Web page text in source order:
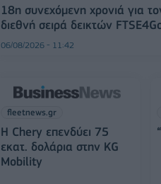
18η συνεχόμενη χρονιά για
διεθνή σειρά δεικτών
06/08/2026 - 11:42
fleetnews.gr
Η Chery επενδύει 75
εκατ. δολάρια στην KG
Mobility